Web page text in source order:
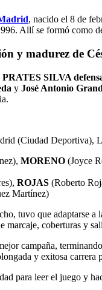
, nacido el 8 de
Allí se formó como
y madurez de
SILVA
y José Antonio
(Ciudad
MORENO (Joyce
ROJAS (Roberto
Martínez)
tuvo que adaptarse
marcaje, coberturas y
campaña,
y exitosa carrera
para leer el juego y